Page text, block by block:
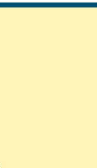
page page page page